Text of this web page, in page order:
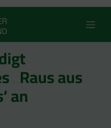
„Raus aus
an
7 MRD. EURO IN